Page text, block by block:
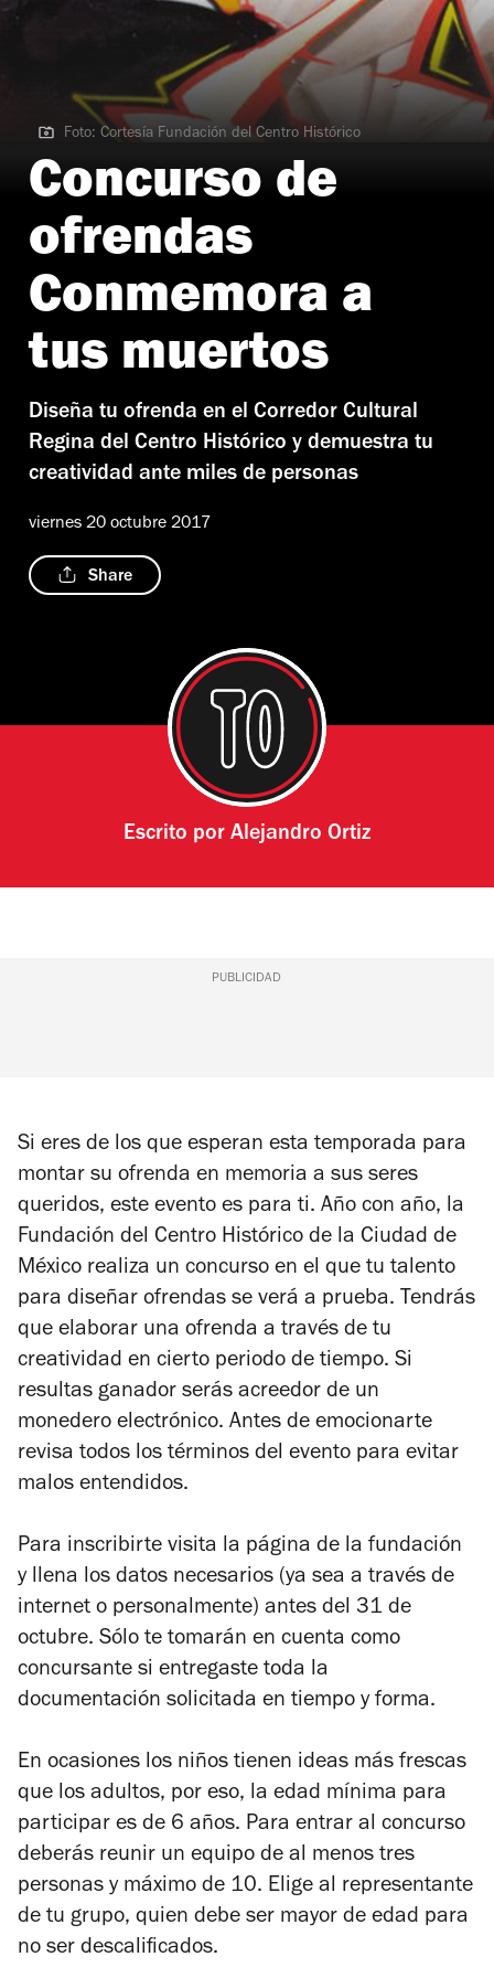
Foto: Cortesía Fundación del Centro Histórico
Foto: Cortesía Fundación del Centro Histórico
Concurso de
ofrendas
Conmemora a
tus muertos
Diseña tu ofrenda en el Corredor Cultural
Regina del Centro Histórico y demuestra tu
creatividad ante miles de personas
viernes 20 octubre 2017
Share
Escrito por Alejandro Ortiz
PUBLICIDAD
Si eres de los que esperan esta temporada para
montar su ofrenda en memoria a sus seres
queridos, este evento es para ti. Año con año, la
Fundación del Centro Histórico de la Ciudad de
México realiza un concurso en el que tu talento
para diseñar ofrendas se verá a prueba. Tendrás
que elaborar una ofrenda a través de tu
creatividad en cierto periodo de tiempo. Si
resultas ganador serás acreedor de un
monedero electrónico. Antes de emocionarte
revisa todos los términos del evento para evitar
malos entendidos.
Para inscribirte visita la página de la fundación
y llena los datos necesarios (ya sea a través de
internet o personalmente) antes del 31 de
octubre. Sólo te tomarán en cuenta como
concursante si entregaste toda la
documentación solicitada en tiempo y forma.
En ocasiones los niños tienen ideas más frescas
que los adultos, por eso, la edad mínima para
participar es de 6 años. Para entrar al concurso
deberás reunir un equipo de al menos tres
personas y máximo de 10. Elige al representante
de tu grupo, quien debe ser mayor de edad para
no ser descalificados.